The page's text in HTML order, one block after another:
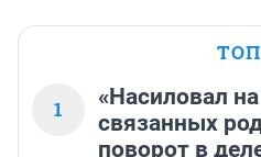
1
«Насиловал на
связанных
поворот в